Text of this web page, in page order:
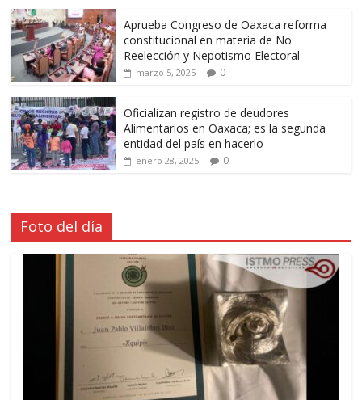
Aprueba Congreso de Oaxaca reforma
constitucional en materia de No
Reelección y Nepotismo Electoral
marzo 5, 2025 0
Oficializan registro de deudores
Alimentarios en Oaxaca; es la segunda
entidad del país en hacerlo
enero 28, 2025 0
Foto del día